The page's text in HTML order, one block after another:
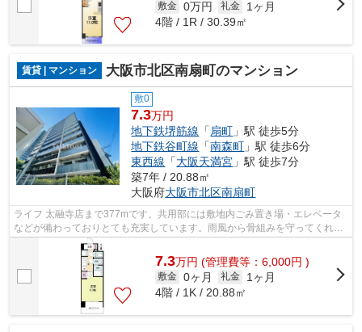
敷金 0万円 礼金
1ヶ月
4階 / 1R / 30.39㎡
賃貸 | マンション 大阪市北区南扇町のマンション
敷0
7.3万円
地下鉄堺筋線 「 扇町 」駅 徒歩5分
地下鉄谷町線 「南森町 」駅 徒歩6分
東西線 「大阪天満宮 」駅 徒歩7分
築7年 / 20.88㎡
大阪府大阪市北区南扇町
ライフ 太融寺店まで377mです。共用部には敷地内ごみ置き場・エレベータ
などが備わっておりとても充実しています。雨風から骨組みを守ってくれる
のが、外観タイル張りです。2駅利用可...
7.3万円 (管理費等：6,000円 )
敷金 0ヶ月 礼金
1ヶ月
4階 / 1K / 20.88㎡